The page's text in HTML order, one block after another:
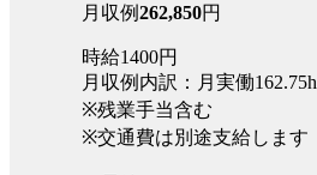
月収例262,850円
時給1400円
月収例内訳：月実働
※残業手当含む
※交通費は別途支給します